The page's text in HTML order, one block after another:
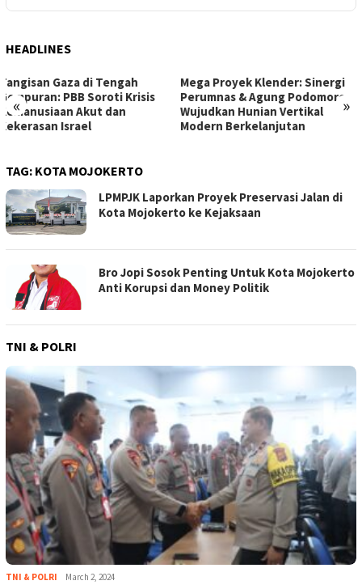
HEADLINES
« »
Mega Proyek Klender: Sinergi
Perumnas & Agung Podomoro
Wujudkan Hunian Vertikal
Modern Berkelanjutan
Dari Ambang Putus Sekolah
ke Gerbang Beasiswa: Kisah
Inspiratif Anna di Sekolah
Rakyat
TAG: KOTA MOJOKERTO
LPMPJK Laporkan Proyek Preservasi Jalan di
Kota Mojokerto ke Kejaksaan
Bro Jopi Sosok Penting Untuk Kota Mojokerto
Anti Korupsi dan Money Politik
TNI & POLRI
TNI & POLRI March 2, 2024